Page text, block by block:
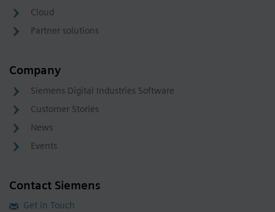
Cloud
Partner solutions
Company
Siemens Digital Industries Software
Customer Stories
News
Events
Contact Siemens
Get in Touch